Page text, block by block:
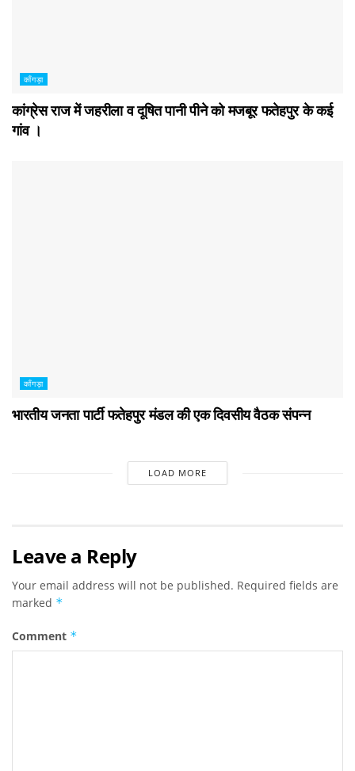
काँगड़ा
कांग्रेस राज में जहरीला व दूषित पानी पीने को मजबूर फतेहपुर के कई
गांव ।
काँगड़ा
भारतीय जनता पार्टी फतेहपुर मंडल की एक दिवसीय वैठक संपन्न
LOAD MORE
Leave a Reply
Your email address will not be published. Required fields are
marked *
Comment *